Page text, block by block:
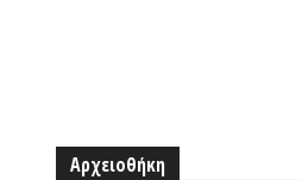
Αρχειοθήκη